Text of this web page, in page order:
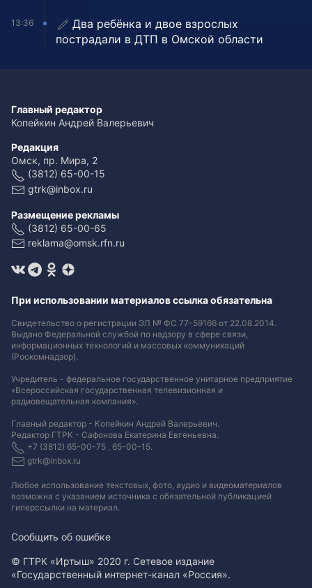
13:36
Два ребёнка и двое взрослых
пострадали в ДТП в Омской области
Главный редактор
Копейкин Андрей Валерьевич
Редакция
Омск, пр. Мира, 2
(3812) 65-00-15
gtrk@inbox.ru
Размещение рекламы
(3812) 65-00-65
reklama@omsk.rfn.ru
При использовании материалов ссылка обязательна
Свидетельство о регистрации ЭЛ № ФС 77-59166 от 22.08.2014.
Выдано Федеральной службой по надзору в сфере связи,
информационных технологий и массовых коммуникаций
(Роскомнадзор).
Учредитель - федеральное государственное унитарное предприятие
«Всероссийская государственная телевизионная и
радиовещательная компания».
Главный редактор - Копейкин Андрей Валерьевич.
Редактор ГТРК - Сафонова Екатерина Евгеньевна.
+7 (3812) 65-00-75 , 65-00-15.
gtrk@inbox.ru
Любое использование текстовых, фото, аудио и видеоматериалов
возможна с указанием источника с обязательной публикацией
гиперссылки на материал.
Сообщить об ошибке
© ГТРК «Иртыш» 2020 г. Сетевое издание
«Государственный интернет-канал «Россия».